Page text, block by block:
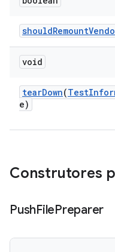
shouldRemount
void
tearDown(Test
e)
Construtores
PushFilePreparer